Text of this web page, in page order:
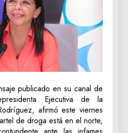
publicado en su canal de
Ejecutiva de la
afirmó este viernes
de droga está en el norte,